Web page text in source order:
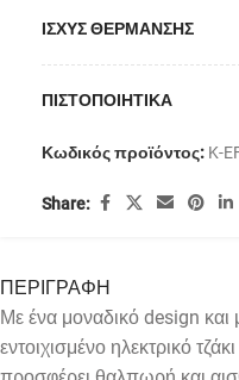
ΙΣΧΥΣ ΘΕΡΜΑΝΣΗΣ
ΠΙΣΤΟΠΟΙΗΤΙΚΑ
Κωδικός προϊόντος: K-
Share:
ΠΕΡΙΓΡΑΦΗ
Με ένα μοναδικό design και
εντοιχισμένο ηλεκτρικό